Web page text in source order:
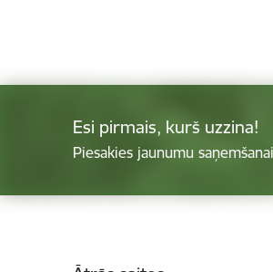
Esi pirmais, kurš uzzina!
Piesakies jaunumu